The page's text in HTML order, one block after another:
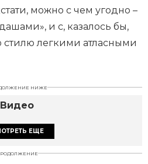
можно с чем угодно –
и с, казалось бы,
легкими атласными
НИЖЕ
Видео
ЕЩЕ